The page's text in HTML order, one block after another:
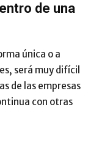
de una
única o a
será muy difícil
de las empresas
con otras